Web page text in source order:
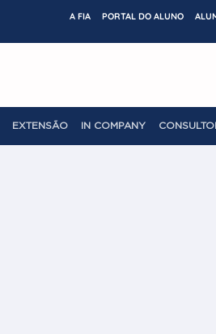
A FIA PORTAL DO ALUNO
EXTENSÃO IN COMPANY